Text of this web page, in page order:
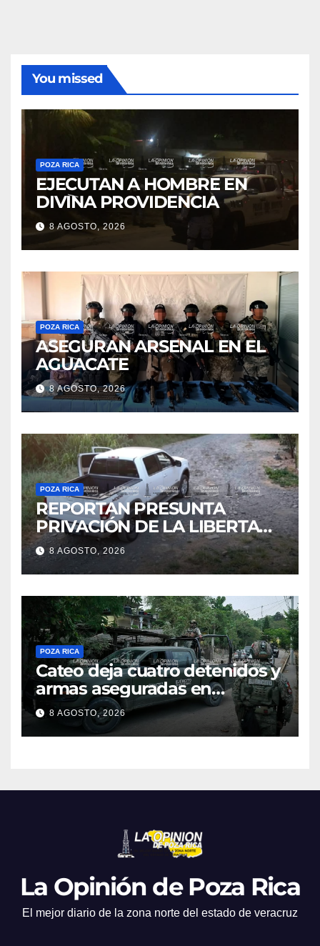
You missed
POZA RICA
EJECUTAN A HOMBRE EN
DIVINA PROVIDENCIA
8 AGOSTO, 2026
POZA RICA
ASEGURAN ARSENAL EN EL
AGUACATE
8 AGOSTO, 2026
POZA RICA
REPORTAN PRESUNTA
PRIVACIÓN DE LA LIBERTAD
DE DOS HOMBRES EN CERRO
AZUL; HORAS DESPUÉS
HABRÍAN SIDO LIBERADOS
8 AGOSTO, 2026
POZA RICA
Cateo deja cuatro detenidos y
armas aseguradas en
Papantla
8 AGOSTO, 2026
La Opinión de Poza Rica
El mejor diario de la zona norte del estado de veracruz